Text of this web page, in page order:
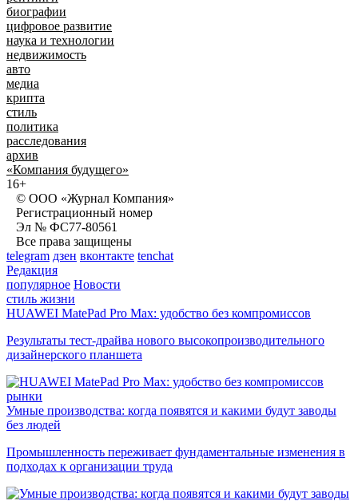
биографии
цифровое развитие
наука и технологии
недвижимость
авто
медиа
крипта
стиль
политика
расследования
архив
«Компания будущего»
16+
© ООО «Журнал Компания»
Регистрационный номер
Эл № ФС77-80561
Все права защищены
telegram дзен вконтакте tenchat
Редакция
популярное Новости
стиль жизни
HUAWEI MatePad Pro Max: удобство без компромиссов
Результаты тест-драйва нового высокопроизводительного
дизайнерского планшета
рынки
Умные производства: когда появятся и какими будут заводы
без людей
Промышленность переживает фундаментальные изменения в
подходах к организации труда